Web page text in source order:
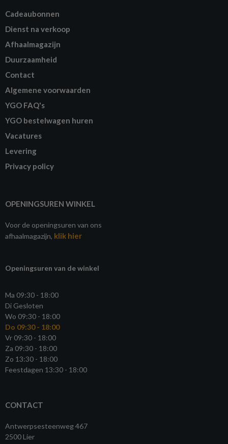
Cadeaubonnen
Dienst na verkoop
Afhaalmagazijn
Duurzaamheid
Contact
Algemene voorwaarden
YGO FAQ's
YGO bestelwagen huren
Vacatures
Levering
Privacy policy
OPENINGSUREN WINKEL
Voor de openingsuren van ons
afhaalmagazijn, klik hier
Openingsuren van de winkel
Ma 09:30 - 18:00
Di Gesloten
Wo 09:30 - 18:00
Do 09:30 - 18:00
Vr 09:30 - 18:00
Za 09:30 - 18:00
Zo 13:30 - 18:00
Feestdagen 13:30 - 18:00
CONTACT
Antwerpsesteenweg 467
2500 Lier